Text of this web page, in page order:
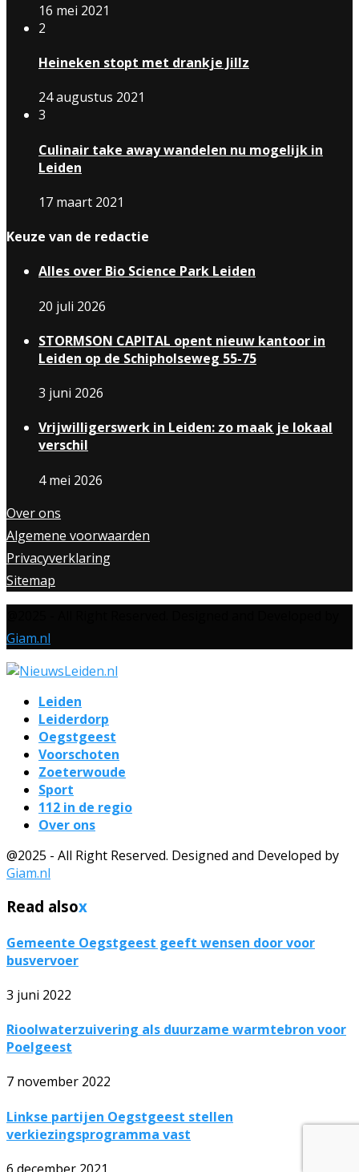
16 mei 2021
2
Heineken stopt met drankje Jillz
24 augustus 2021
3
Culinair take away wandelen nu mogelijk in
Leiden
17 maart 2021
Keuze van de redactie
Alles over Bio Science Park Leiden
20 juli 2026
STORMSON CAPITAL opent nieuw kantoor in
Leiden op de Schipholseweg 55-75
3 juni 2026
Vrijwilligerswerk in Leiden: zo maak je lokaal
verschil
4 mei 2026
Over ons
Algemene voorwaarden
Privacyverklaring
Sitemap
Giam.nl
Leiden
Leiderdorp
Oegstgeest
Voorschoten
Zoeterwoude
Sport
112 in de regio
Over ons
@2025 - All Right Reserved. Designed and Developed by
Giam.nl
Read alsox
Gemeente Oegstgeest geeft wensen door voor
busvervoer
3 juni 2022
Rioolwaterzuivering als duurzame warmtebron voor
Poelgeest
7 november 2022
Linkse partijen Oegstgeest stellen
verkiezingsprogramma vast